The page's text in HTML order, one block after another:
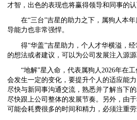
才智，出色的表现也将赢得领导和同事的认
在“三台”吉星的助力之下，属狗人本
导能力也非常强悍。
得“华盖”吉星助力，个人才华横溢，
的想法或者建议，可以为公司发展注入源源
“地解”星入命，代表属狗人2026年在
会发生一定的变化，要提升个人的适应能
尽快与新同事沟通交流，熟悉并了解当下
尽快跟上公司整体的发展节奏。另外，由
可能会耗费很多的时间和精力，必须注重劳